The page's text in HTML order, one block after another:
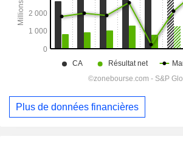
Plus de données financières